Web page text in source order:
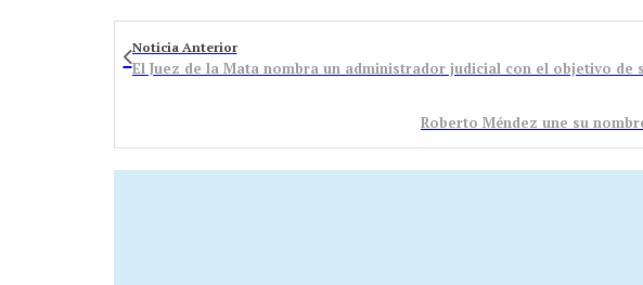
Noticia Anterior
Roberto Méndez une su